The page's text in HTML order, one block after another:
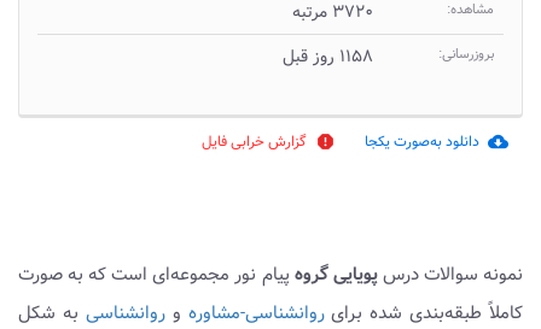
مشاهده: ۳۷۲۰ مرتبه
بروزرسانی: ۱۱۵۸ روز قبل
cloud_download دانلود به‌صورت یکجا report گزارش خرابی فایل
نمونه سوالات درسپویایی گروه پیام نور مجموعه‌ای است که به صورت
کاملاً طبقه‌بندی شده برایروانشناسی-مشاوره وروانشناسی به شکل